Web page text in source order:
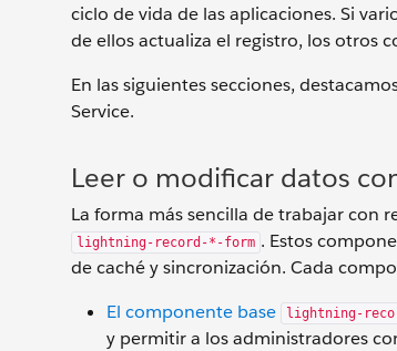
ciclo de vida de las aplicaciones. Si
de ellos actualiza el registro, los otros
En las siguientes secciones,
Service.
Leer o modificar datos
La forma más sencilla de trabajar con
lightning-record-*-form . Estos
de caché y sincronización. Cada
El componente base
lightning-
y permitir a los administradores